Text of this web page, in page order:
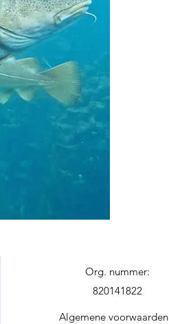
Org. nummer:
820141822
Algemene voorwaarden